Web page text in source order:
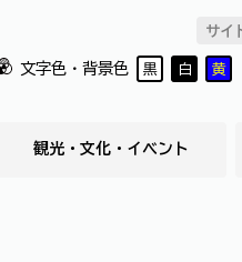
文字色・背景色 黒 白 黄
観光・文化・イベント